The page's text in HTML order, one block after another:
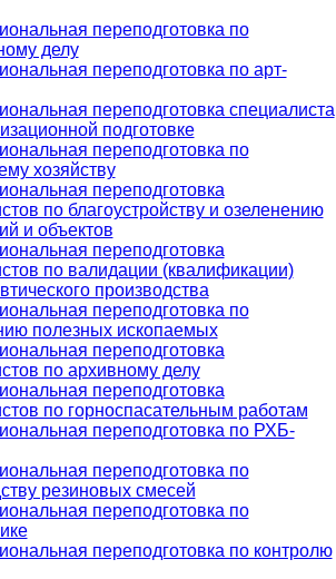
переподготовка по
делу
переподготовка по арт-
переподготовка специалиста
подготовке
переподготовка по
хозяйству
переподготовка
по благоустройству и озеленению
и объектов
переподготовка
по валидации (квалификации)
производства
переподготовка по
полезных ископаемых
переподготовка
по архивному делу
переподготовка
по горноспасательным работам
переподготовка по РХБ-
переподготовка по
резиновых смесей
переподготовка по
переподготовка по контролю